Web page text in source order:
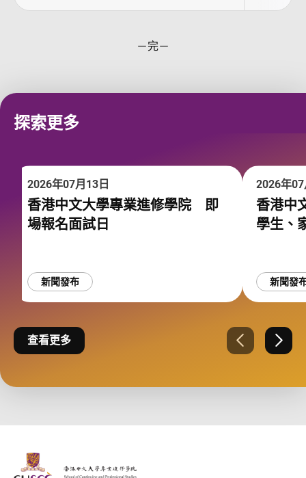
－完－
探索更多
2026年07月13日
香港中文大學專業進修學院 即
場報名面試日
新聞發布
2026年
香港中
學生、
新聞發
查看更多
上一張 下一
The Chinese Univeristy of hong Kong